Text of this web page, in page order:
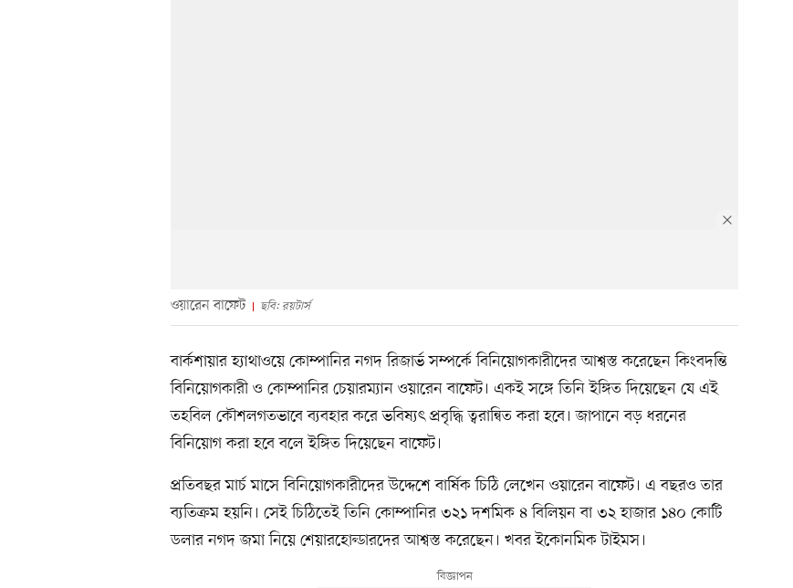
ওয়ারেন বাফেট ছবি: রয়টার্স
বার্কশায়ার হ্যাথাওয়ে কোম্পানির নগদ রিজার্ভ সম্পর্কে বিনিয়োগকারীদের আশ্বস্ত করেছেন কিংবদন্তি
বিনিয়োগকারী ও কোম্পানির চেয়ারম্যান ওয়ারেন বাফেট। একই সঙ্গে তিনি ইঙ্গিত দিয়েছেন যে এই
তহবিল কৌশলগতভাবে ব্যবহার করে ভবিষ্যৎ প্রবৃদ্ধি ত্বরান্বিত করা হবে। জাপানে বড় ধরনের
বিনিয়োগ করা হবে বলে ইঙ্গিত দিয়েছেন বাফেট।
প্রতিবছর মার্চ মাসে বিনিয়োগকারীদের উদ্দেশে বার্ষিক চিঠি লেখেন ওয়ারেন বাফেট। এ বছরও তার
ব্যতিক্রম হয়নি। সেই চিঠিতেই তিনি কোম্পানির ৩২১ দশমিক ৪ বিলিয়ন বা ৩২ হাজার ১৪০ কোটি
ডলার নগদ জমা নিয়ে শেয়ারহোল্ডারদের আশ্বস্ত করেছেন। খবর ইকোনমিক টাইমস।